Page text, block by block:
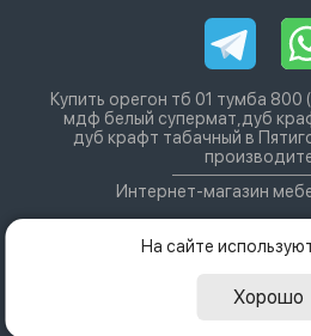
Купить орегон тб 01 тумба
мдф белый супермат,дуб
дуб крафт табачный в
Интернет-магазин
На сайте
Хорошо